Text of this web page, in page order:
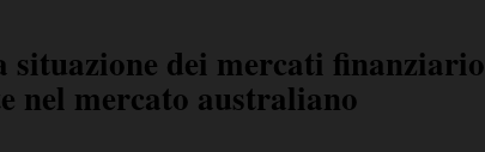
situazione dei mercati finanziario
nel mercato australiano